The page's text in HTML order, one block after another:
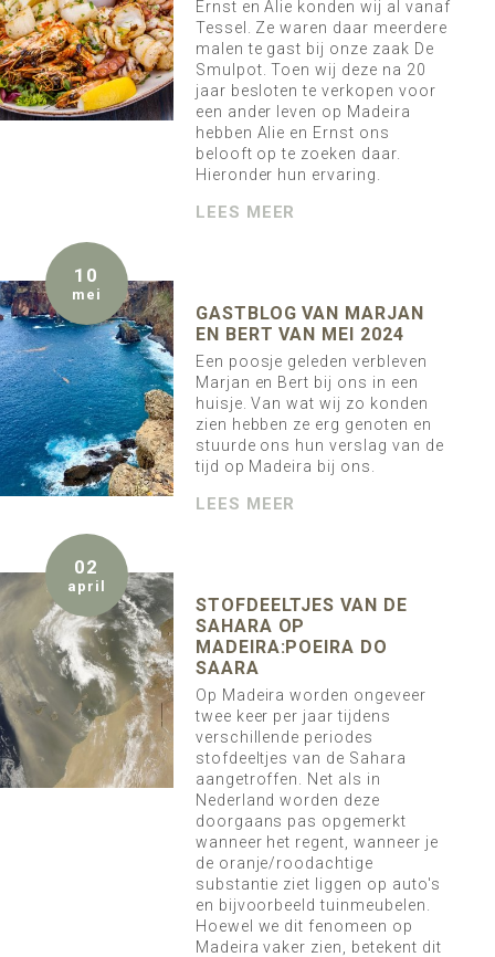
Ernst en Alie konden wij al vanaf
Tessel. Ze waren daar meerdere
malen te gast bij onze zaak De
Smulpot. Toen wij deze na 20
jaar besloten te verkopen voor
een ander leven op Madeira
hebben Alie en Ernst ons
belooft op te zoeken daar.
Hieronder hun ervaring.
LEES MEER
10
mei
GASTBLOG VAN MARJAN
EN BERT VAN MEI 2024
Een poosje geleden verbleven
Marjan en Bert bij ons in een
huisje. Van wat wij zo konden
zien hebben ze erg genoten en
stuurde ons hun verslag van de
tijd op Madeira bij ons.
LEES MEER
02
april
STOFDEELTJES VAN DE
SAHARA OP
MADEIRA:POEIRA DO
SAARA
Op Madeira worden ongeveer
twee keer per jaar tijdens
verschillende periodes
stofdeeltjes van de Sahara
aangetroffen. Net als in
Nederland worden deze
doorgaans pas opgemerkt
wanneer het regent, wanneer je
de oranje/roodachtige
substantie ziet liggen op auto's
en bijvoorbeeld tuinmeubelen.
Hoewel we dit fenomeen op
Madeira vaker zien, betekent dit